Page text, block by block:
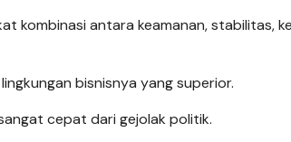
kombinasi antara keamanan, stabilitas,
bisnisnya yang superior.
cepat dari gejolak politik.